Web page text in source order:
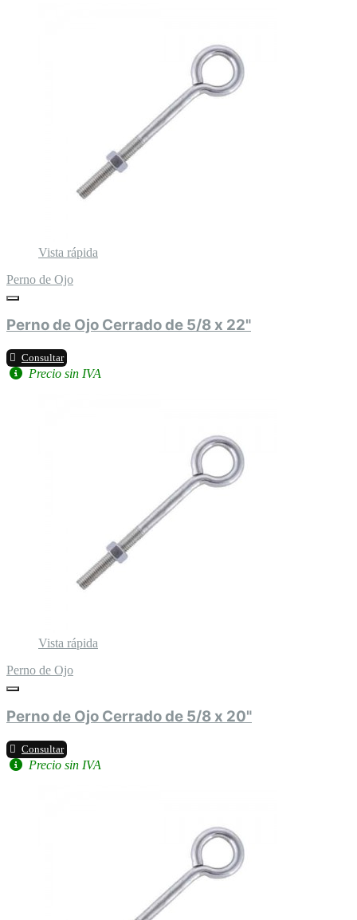
Vista rápida
Perno de Ojo
Perno de Ojo Cerrado de 5/8 x 22"
Consultar
Precio sin IVA
Vista rápida
Perno de Ojo
Perno de Ojo Cerrado de 5/8 x 20"
Consultar
Precio sin IVA